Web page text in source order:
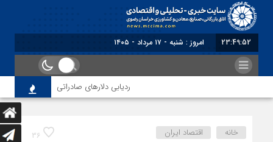
23:49:53 برابر با : Saturday - 8 August - 2026
ردیابی دلارهای صادراتی از اصلاح
36 خانه اقتصاد ایران